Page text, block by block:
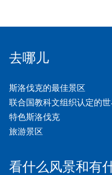
去哪儿
斯洛伐克的最佳景区
联合国教科文组织认定的
特色斯洛伐克
旅游景区
看什么风景和有